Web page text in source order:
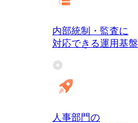
内部統制・監査に
対応できる運用基盤
人事部門の